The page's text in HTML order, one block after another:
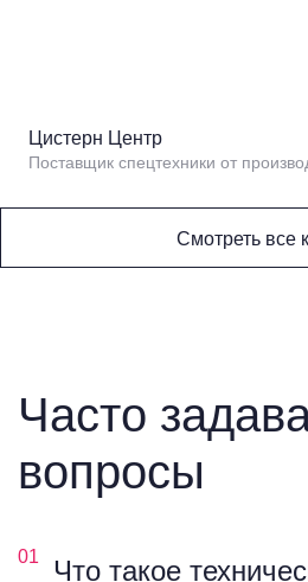
Цистерн Центр
Поставщик спецтехники от
Смотреть все
Часто
вопросы
01 Что такое